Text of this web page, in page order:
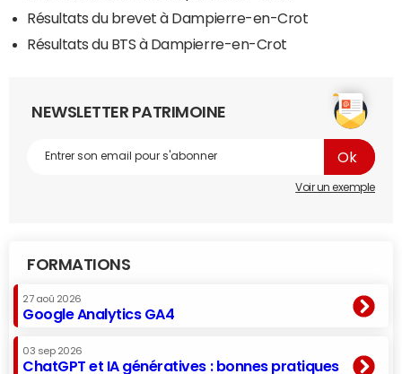
Résultats du brevet à Dampierre-en-Crot
Résultats du BTS à Dampierre-en-Crot
NEWSLETTER PATRIMOINE
Voir un exemple
FORMATIONS
27 aoû 2026
Google Analytics GA4
03 sep 2026
ChatGPT et IA génératives : bonnes pratiques